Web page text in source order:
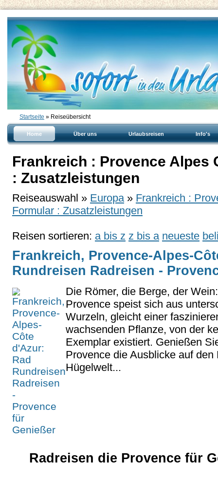
Startseite » Reiseübersicht
Home Über uns Urlaubsreisen Info's
Frankreich : Provence Alpes
: Zusatzleistungen
Reiseauswahl » Europa » Frankreich :
Formular : Zusatzleistungen
Reisen sortieren: a bis z z bis a neueste
Frankreich, Provence-Alpes-
Rundreisen Radreisen -
Die Römer, die Berge, der
Provence speist sich aus
Wurzeln, gleicht einer
wachsenden Pflanze, von der
Exemplar existiert. Genießen
Provence die Ausblicke auf
Hügelwelt...
Radreisen die Provence für